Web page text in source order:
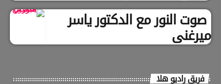
صوت النور مع الدكتور ياسر
ميرغني
فريق راديو هلا